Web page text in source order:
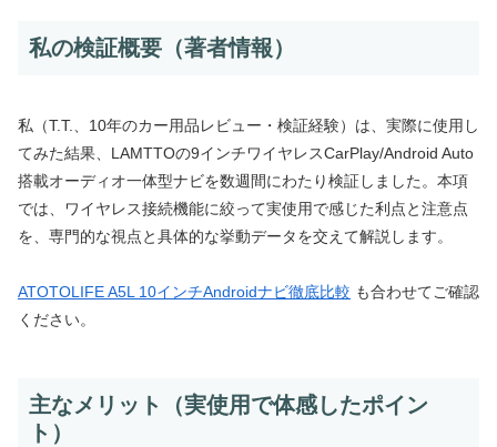
私の検証概要（著者情報）
私（T.T.、10年のカー用品レビュー・検証経験）は、実際に使用し
てみた結果、LAMTTOの9インチワイヤレスCarPlay/Android Auto
搭載オーディオ一体型ナビを数週間にわたり検証しました。本項
では、ワイヤレス接続機能に絞って実使用で感じた利点と注意点
を、専門的な視点と具体的な挙動データを交えて解説します。
ATOTOLIFE A5L 10インチAndroidナビ徹底比較 も合わせてご確認
ください。
主なメリット（実使用で体感したポイン
ト）